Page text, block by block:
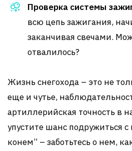
Проверка системы
всю цепь зажигания,
заканчивая свечами.
отвалилось?
Жизнь снегохода – это не
еще и чутье,
артиллерийская точность в
упустите шанс подружиться
конем” – заботьтесь о нем,